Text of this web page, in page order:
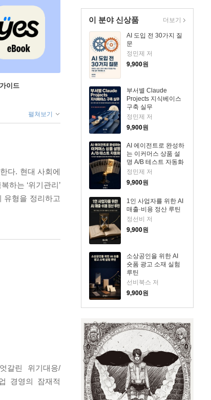
이 분야 신상품
AI 도입 전 30가지 질
문
정민제 저
9,900원
부서별 Claude
Projects 지식베이스
구축 실무
정민제 저
9,900원
AI 에이전트로 완성하
는 이커머스 상품 설
명 A/B 테스트 자동화
정민제 저
9,900원
1인 사업자를 위한 AI
매출·비용 정산 루틴
정선비 저
9,900원
소상공인을 위한 AI
숏폼 광고 소재 실험
루틴
선비북스 저
9,900원
더보기
이드
펼쳐보기
다. 현대 사회에
하는 ‘위기관리’
유형을 정리하고
갈린 위기대응/
경영의 잠재적